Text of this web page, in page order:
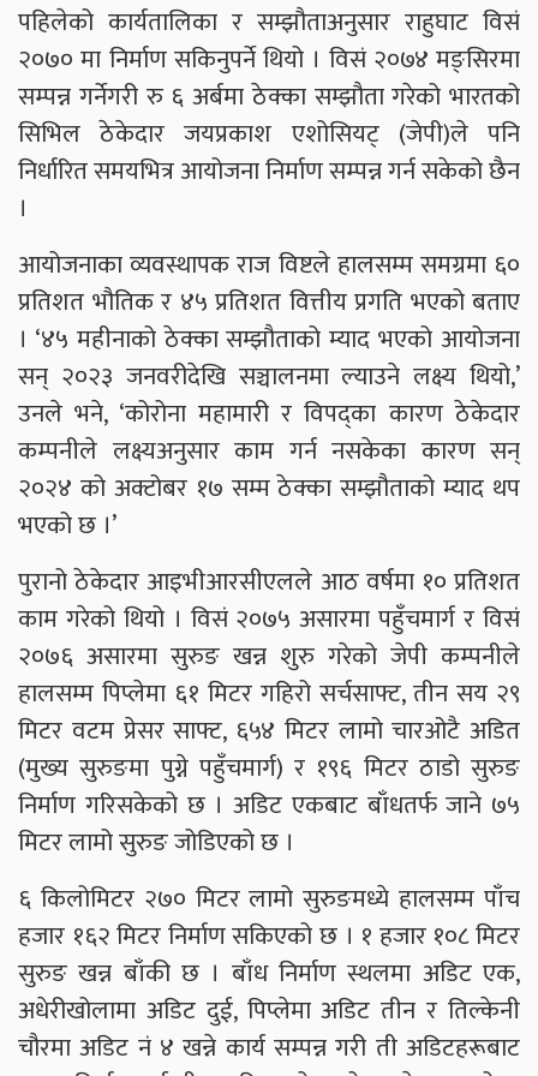
पहिलेको कार्यतालिका र सम्झौताअनुसार राहुघाट विसं
२०७० मा निर्माण सकिनुपर्ने थियो । विसं २०७४ मङ्सिरमा
सम्पन्न गर्नेगरी रु ६ अर्बमा ठेक्का सम्झौता गरेको भारतको
सिभिल ठेकेदार जयप्रकाश एशोसियट् (जेपी)ले पनि
निर्धारित समयभित्र आयोजना निर्माण सम्पन्न गर्न सकेको छैन
।
आयोजनाका व्यवस्थापक राज विष्टले हालसम्म समग्रमा ६०
प्रतिशत भौतिक र ४५ प्रतिशत वित्तीय प्रगति भएको बताए
। ‘४५ महीनाको ठेक्का सम्झौताको म्याद भएको आयोजना
सन् २०२३ जनवरीदेखि सञ्चालनमा ल्याउने लक्ष्य थियो,’
उनले भने, ‘कोरोना महामारी र विपद्का कारण ठेकेदार
कम्पनीले लक्ष्यअनुसार काम गर्न नसकेका कारण सन्
२०२४ को अक्टोबर १७ सम्म ठेक्का सम्झौताको म्याद थप
भएको छ ।’
पुरानो ठेकेदार आइभीआरसीएलले आठ वर्षमा १० प्रतिशत
काम गरेको थियो । विसं २०७५ असारमा पहुँचमार्ग र विसं
२०७६ असारमा सुरुङ खन्न शुरु गरेको जेपी कम्पनीले
हालसम्म पिप्लेमा ६१ मिटर गहिरो सर्चसाफ्ट, तीन सय २९
मिटर वटम प्रेसर साफ्ट, ६५४ मिटर लामो चारओटै अडित
(मुख्य सुरुङमा पुग्ने पहुँचमार्ग) र १९६ मिटर ठाडो सुरुङ
निर्माण गरिसकेको छ । अडिट एकबाट बाँधतर्फ जाने ७५
मिटर लामो सुरुङ जोडिएको छ ।
६ किलोमिटर २७० मिटर लामो सुरुङमध्ये हालसम्म पाँच
हजार १६२ मिटर निर्माण सकिएको छ । १ हजार १०८ मिटर
सुरुङ खन्न बाँकी छ । बाँध निर्माण स्थलमा अडिट एक,
अधेरीखोलामा अडिट दुई, पिप्लेमा अडिट तीन र तिल्केनी
चौरमा अडिट नं ४ खन्ने कार्य सम्पन्न गरी ती अडिटहरूबाट